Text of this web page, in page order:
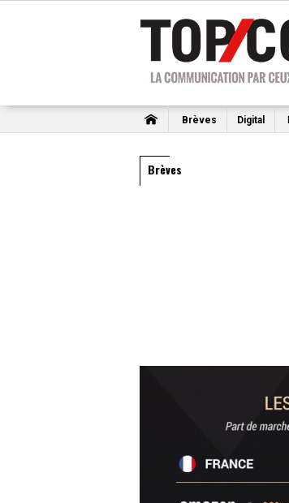
Brèves Digital
Brèves